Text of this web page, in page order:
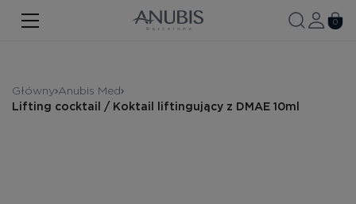
TWARZ
WŁOSY
0
Główny Anubis Med
Lifting cocktail / Koktail liftingujący z DMAE 10ml